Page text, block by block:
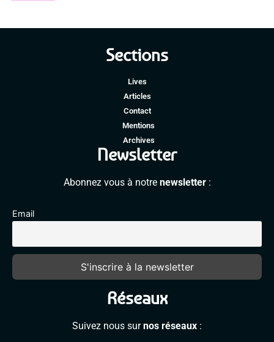
Sections
Lives
Articles
Contact
Mentions
Archives
Newsletter
Abonnez vous à notre newsletter:
Email
Réseaux
Suivez nous surnos réseaux :